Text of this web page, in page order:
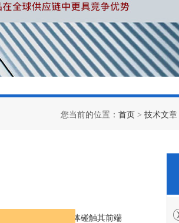
您当前的位置： 首页 > 技术文章
程中不要用尖锐物体碰触其前端